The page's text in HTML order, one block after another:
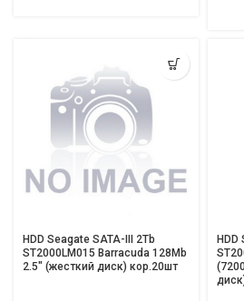
HDD Seagate SATA-III 2Tb
ST2000LM015 Barracuda 128Mb
2.5″ (жесткий диск) кор.20шт
HDD